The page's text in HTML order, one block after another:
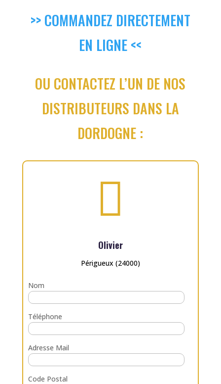
>> COMMANDEZ DIRECTEMENT
EN LIGNE <<
OU CONTACTEZ L’UN DE NOS
DISTRIBUTEURS DANS LA
DORDOGNE :

Olivier
Périgueux (24000)
Nom
Téléphone
Adresse Mail
Code Postal